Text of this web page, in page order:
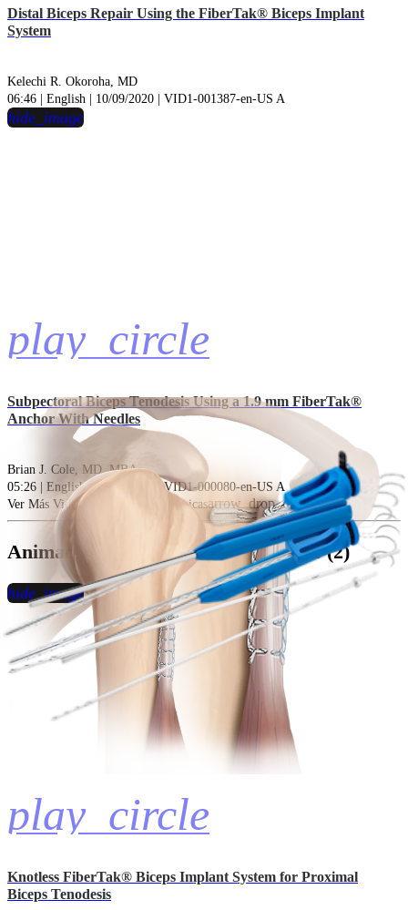
Distal Biceps Repair Using the FiberTak® Biceps Implant
System
Kelechi R. Okoroha, MD
06:46 | English | 10/09/2020 | VID1-001387-en-US A
play_circle
hide_image
Subpectoral Biceps Tenodesis Using a 1.9 mm FiberTak®
Anchor With Needles
Brian J. Cole, MD, MBA
05:26 | English | 10/01/2019 | VID1-000080-en-US A
Ver Más Videos de técnicas quirúrgicasarrow_drop_down
Animaciones de técnicas quirúrgicas (2)
play_circle
hide_image
Knotless FiberTak® Biceps Implant System for Proximal
Biceps Tenodesis